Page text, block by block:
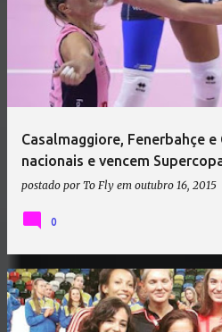
Casalmaggiore, Fenerbahçe
nacionais e vencem
postado por To Fly em outubro 16, 2015
0